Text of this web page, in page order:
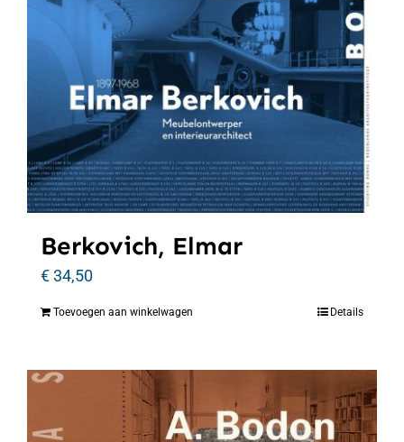
Berkovich, Elmar
€34,50
Toevoegen aan winkelwagen Details